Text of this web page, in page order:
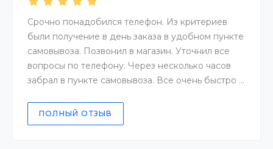
Срочно понадобился телефон. Из критериев
были получение в день заказа в удобном пункте
самовывоза. Позвонил в магазин. Уточнил все
вопросы по телефону. Через несколько часов
забрал в пункте самовывоза. Все очень быстро и
ПОЛНЫЙ ОТЗЫВ